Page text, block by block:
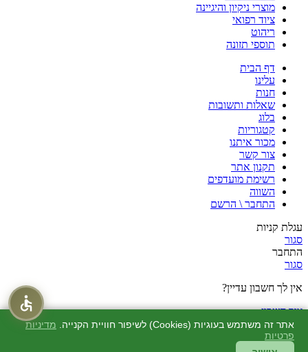
מוצרי ניקיון והיגיינה
ציוד רפואי
ריהוט
תוספי תזונה
דף הבית
עלינו
חנות
שאלות ותשובות
בלוג
קטגוריות
מכור איתנו
צור קשר
תקנון אתר
רשימת מועדפים
השווה
התחבר \ הרשם
עגלת קניות
סגור
התחבר
סגור
אין לך חשבון עדיין?
צור חשבון
אתר זה משתמש בעוגיות (Cookies) לשיפור חוויית הקנייה.
מדיניות
פרטיות
חנות
מוצרים שאהבתי
סל קניות